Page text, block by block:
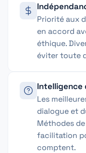
Priorité aux
en accord
éthique.
éviter toute
Intelligence
Les
dialogue et
Méthodes
facilitation
comptent.